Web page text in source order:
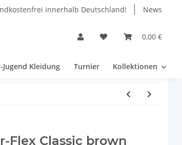
innerhalb Deutschland! News
0,00 €
Jugend Kleidung Turnier Kollektionen
Flex Classic brown